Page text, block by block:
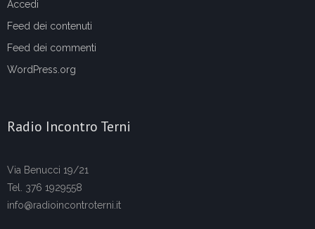
Accedi
Feed dei contenuti
Feed dei commenti
WordPress.org
Radio Incontro Terni
Via Benucci 19/21
Tel. 376 1929558
info@radioincontroterni.it